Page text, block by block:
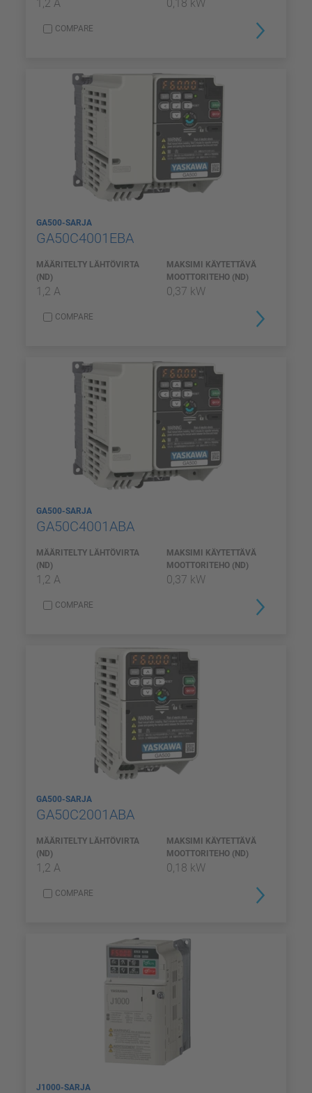
1,2 A 0,18 kW
COMPARE
GA500-SARJA
GA50C4001EBA
MÄÄRITELTY LÄHTÖVIRTA
(ND)
1,2 A
MAKSIMI KÄYTETTÄVÄ
MOOTTORITEHO (ND)
0,37 kW
COMPARE
GA500-SARJA
GA50C4001ABA
MÄÄRITELTY LÄHTÖVIRTA
(ND)
1,2 A
MAKSIMI KÄYTETTÄVÄ
MOOTTORITEHO (ND)
0,37 kW
COMPARE
GA500-SARJA
GA50C2001ABA
MÄÄRITELTY LÄHTÖVIRTA
(ND)
1,2 A
MAKSIMI KÄYTETTÄVÄ
MOOTTORITEHO (ND)
0,18 kW
COMPARE
J1000-SARJA